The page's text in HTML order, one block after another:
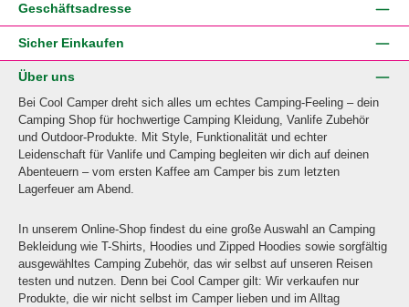
Geschäftsadresse
Sicher Einkaufen
Über uns
Bei Cool Camper dreht sich alles um echtes Camping-Feeling – dein
Camping Shop für hochwertige Camping Kleidung, Vanlife Zubehör
und Outdoor-Produkte. Mit Style, Funktionalität und echter
Leidenschaft für Vanlife und Camping begleiten wir dich auf deinen
Abenteuern – vom ersten Kaffee am Camper bis zum letzten
Lagerfeuer am Abend.
In unserem Online-Shop findest du eine große Auswahl an Camping
Bekleidung wie T-Shirts, Hoodies und Zipped Hoodies sowie sorgfältig
ausgewähltes Camping Zubehör, das wir selbst auf unseren Reisen
testen und nutzen. Denn bei Cool Camper gilt: Wir verkaufen nur
Produkte, die wir nicht selbst im Camper lieben und im Alltag